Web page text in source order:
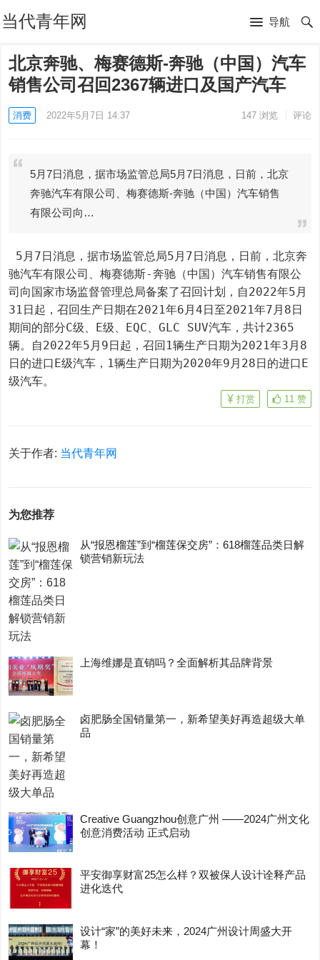
当代青年网 导航
北京奔驰、梅赛德斯-奔驰（中国）汽车
销售公司召回2367辆进口及国产汽车
消费 2022年5月7日 14:37 147浏览 评论
5月7日消息，据市场监管总局5月7日消息，日前，北京
奔驰汽车有限公司、梅赛德斯-奔驰（中国）汽车销售
有限公司向…
驰汽车有限公司、梅赛德斯-奔驰（中国）汽车销售有限公
司向国家市场监督管理总局备案了召回计划，自2022年5月
31日起，召回生产日期在2021年6月4日至2021年7月8日
期间的部分C级、E级、EQC、GLC SUV汽车，共计2365
辆。自2022年5月9日起，召回1辆生产日期为2021年3月8
日的进口E级汽车，1辆生产日期为2020年9月28日的进口E
级汽车。
11 赞
打赏
关于作者: 当代青年网
为您推荐
从“报恩榴莲”到“榴莲保交房”：618榴莲品类日解
锁营销新玩法
上海维娜是直销吗？全面解析其品牌背景
卤肥肠全国销量第一，新希望美好再造超级大单
品
Creative Guangzhou创意广州 ——2024广州文化
创意消费活动 正式启动
平安御享财富25怎么样？双被保人设计诠释产品
进化迭代
设计“家”的美好未来，2024广州设计周盛大开
幕！